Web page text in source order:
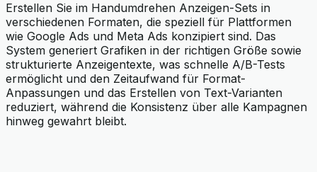
Erstellen Sie im Handumdrehen Anzeigen-Sets in
verschiedenen Formaten, die speziell für Plattformen
wie Google Ads und Meta Ads konzipiert sind. Das
System generiert Grafiken in der richtigen Größe sowie
strukturierte Anzeigentexte, was schnelle A/B-Tests
ermöglicht und den Zeitaufwand für Format-
Anpassungen und das Erstellen von Text-Varianten
reduziert, während die Konsistenz über alle Kampagnen
hinweg gewahrt bleibt.